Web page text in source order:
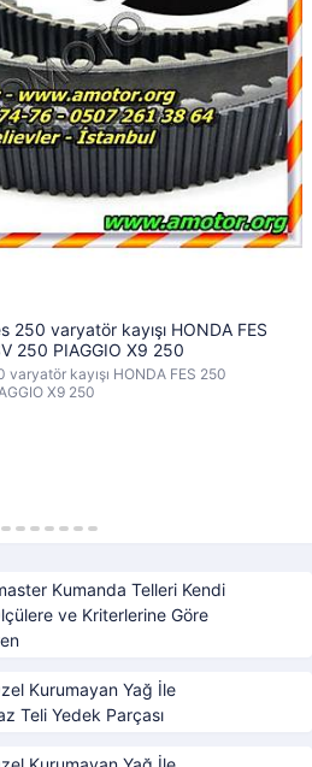
varyatör kayışı HONDA FES
250 PIAGGIO X9 250
kayışı HONDA FES 250
X9 250
Kumanda Telleri Kendi
ve Kriterlerine Göre
Kurumayan Yağ İle
Teli Yedek Parçası